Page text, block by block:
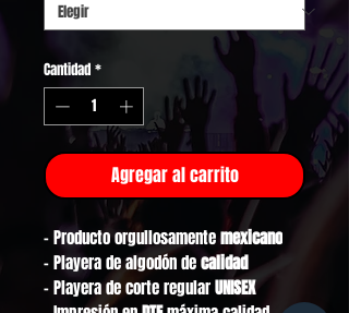
Cantidad *
Agregar al carrito
- Producto orgullosamentemexicano
- Playera de algodón decalidad
- Playera de corte regularUNISEX